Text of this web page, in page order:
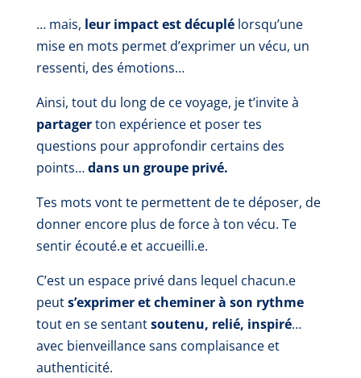
… mais, leur impact est décuplélorsqu’une
mise en mots permet d’exprimer un vécu, un
ressenti, des émotions…
Ainsi, tout du long de ce voyage, je t’invite à
partagerton expérience et poser tes
questions pour approfondir certains des
points…dans un groupe privé.
Tes mots vont te permettent de te déposer, de
donner encore plus de force à ton vécu. Te
sentir écouté.e et accueilli.e.
C’est un espace privé dans lequel chacun.e
peuts’exprimer et cheminer à son rythme
tout en se sentantsoutenu, relié, inspiré…
avec bienveillance sans complaisance et
authenticité.